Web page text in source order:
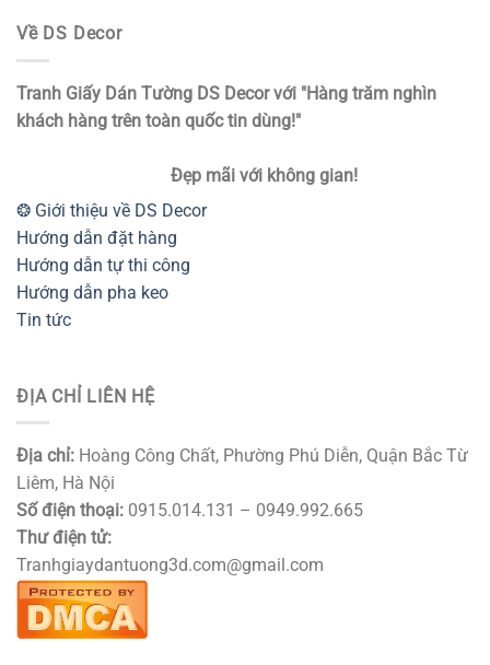
Về DS Decor
Tranh Giấy Dán Tường DS Decor với "Hàng trăm nghìn
khách hàng trên toàn quốc tin dùng!"
Đẹp mãi với không gian!
❂ Giới thiệu về DS Decor
Hướng dẫn đặt hàng
Hướng dẫn tự thi công
Hướng dẫn pha keo
Tin tức
ĐỊA CHỈ LIÊN HỆ
Địa chỉ: Hoàng Công Chất, Phường Phú Diễn, Quận Bắc Từ
Liêm, Hà Nội
Số điện thoại: 0915.014.131 – 0949.992.665
Thư điện tử:
Tranhgiaydantuong3d.com@gmail.com